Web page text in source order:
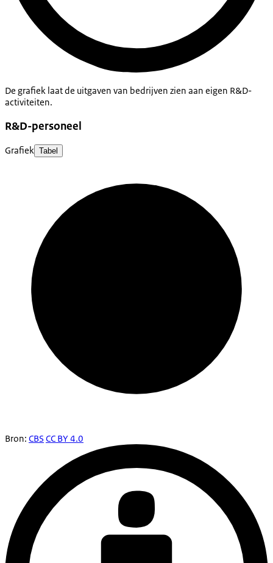
De grafiek laat de uitgaven van bedrijven zien aan eigen R&D-
activiteiten.
R&D-personeel
Grafiek Tabel
Bron: CBS CC BY 4.0